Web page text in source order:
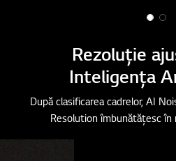
1 2
f
2
Rezoluție
Inteligența
După clasificarea cadrelor, AI
Resolution îmbunătățesc în